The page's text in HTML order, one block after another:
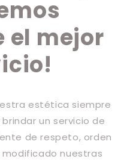
el mejor
estética siempre
un servicio de
de respeto, orden
nuestras